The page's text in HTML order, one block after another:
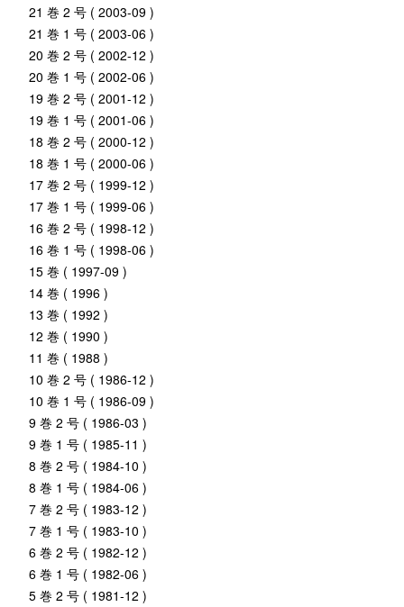
21 巻 2 号 ( 2003-09 )
21 巻 1 号 ( 2003-06 )
20 巻 2 号 ( 2002-12 )
20 巻 1 号 ( 2002-06 )
19 巻 2 号 ( 2001-12 )
19 巻 1 号 ( 2001-06 )
18 巻 2 号 ( 2000-12 )
18 巻 1 号 ( 2000-06 )
17 巻 2 号 ( 1999-12 )
17 巻 1 号 ( 1999-06 )
16 巻 2 号 ( 1998-12 )
16 巻 1 号 ( 1998-06 )
15 巻 ( 1997-09 )
14 巻 ( 1996 )
13 巻 ( 1992 )
12 巻 ( 1990 )
11 巻 ( 1988 )
10 巻 2 号 ( 1986-12 )
10 巻 1 号 ( 1986-09 )
9 巻 2 号 ( 1986-03 )
9 巻 1 号 ( 1985-11 )
8 巻 2 号 ( 1984-10 )
8 巻 1 号 ( 1984-06 )
7 巻 2 号 ( 1983-12 )
7 巻 1 号 ( 1983-10 )
6 巻 2 号 ( 1982-12 )
6 巻 1 号 ( 1982-06 )
5 巻 2 号 ( 1981-12 )